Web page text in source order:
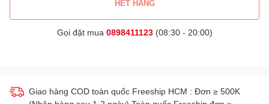
HẾT HÀNG
Gọi đặt mua 0898411123(08:30 - 20:00)
Giao hàng COD toàn quốc Freeship HCM : Đơn ≥ 500K